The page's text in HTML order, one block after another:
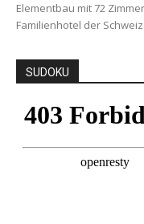
Elementbau mit 72
Familienhotel der
SUDOKU